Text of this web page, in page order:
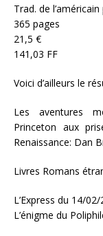
Trad. de
365 pages
21,5 €
141,03 FF
Voici d’ailleurs le
Les aventures
Princeton aux
Renaissance: Dan
Livres Romans
L’Express du 14/
L’énigme du